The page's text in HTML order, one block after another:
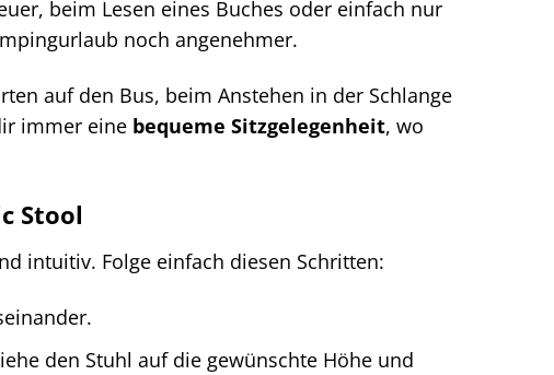
beim Lesen eines Buches oder einfach nur
noch angenehmer.
auf den Bus, beim Anstehen in der Schlange
immer eine bequeme Sitzgelegenheit, wo
Stool
intuitiv. Folge einfach diesen Schritten:
den Stuhl auf die gewünschte Höhe und